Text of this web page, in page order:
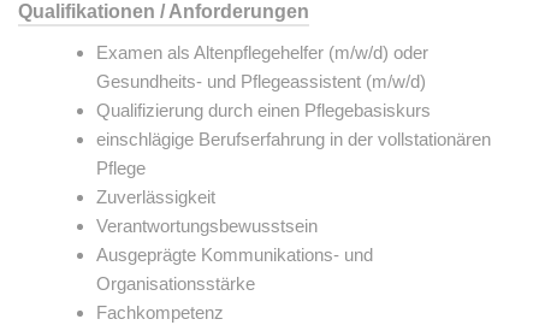
Qualifikationen / Anforderungen
Examen als Altenpflegehelfer (m/w/d) oder
Gesundheits- und Pflegeassistent (m/w/d)
Qualifizierung durch einen Pflegebasiskurs
einschlägige Berufserfahrung in der vollstationären
Pflege
Zuverlässigkeit
Verantwortungsbewusstsein
Ausgeprägte Kommunikations- und
Organisationsstärke
Fachkompetenz